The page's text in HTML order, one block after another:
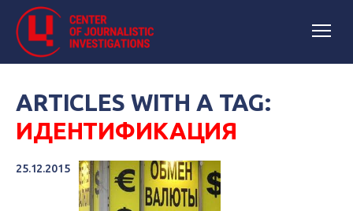
ARTICLES WITH A TAG:
ИДЕНТИФИКАЦИЯ
25.12.2015